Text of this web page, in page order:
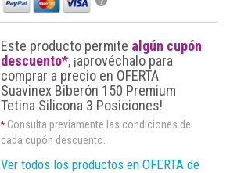
Este producto permite algún cupón
descuento*, ¡aprovéchalo para
comprar a precio en OFERTA
Suavinex Biberón 150 Premium
Tetina Silicona 3 Posiciones!
* Consulta previamente las condiciones de
cada cupón descuento.
Ver todos los productos en OFERTA de